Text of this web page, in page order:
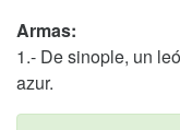
Armas:
1.- De sinople, un
azur.